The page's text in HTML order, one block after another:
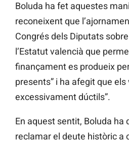
Boluda ha fet aquestes
reconeixent que
Congrés dels Diputats
l’Estatut valencià que
finançament es produeix
presents” i ha afegit que els
excessivament dúctils”.
En aquest sentit, Boluda ha
reclamar el deute històric a